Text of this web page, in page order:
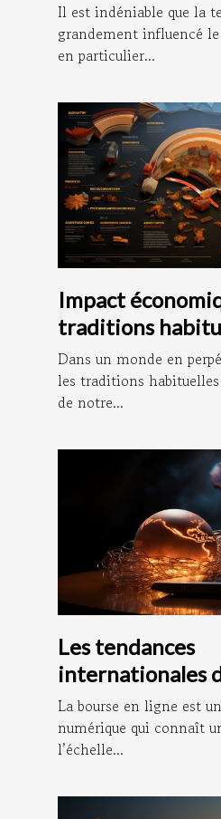
Il est indéniable que la
grandement influencé
en particulier...
Impact
traditions
Dans un monde en
les traditions
de notre...
Les tendances
internationales
en ligne
La bourse en ligne est
numérique qui connaît
l’échelle...